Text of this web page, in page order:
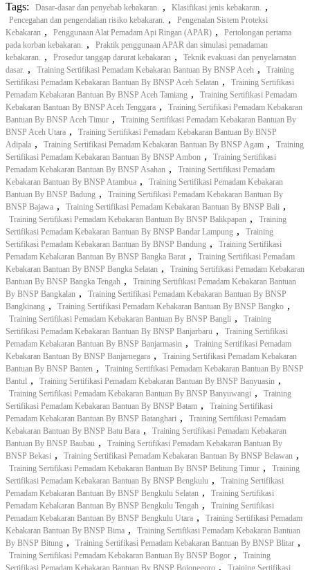
Tags: Dasar-dasar dan penyebab kebakaran. , Klasifikasi jenis kebakaran. ,
Pencegahan dan pengendalian risiko kebakaran. ,
Pengenalan Sistem Proteksi
Kebakaran , Penggunaan Alat Pemadam Api Ringan (APAR) ,
Pertolongan pertama
pada korban kebakaran. ,
Praktik penggunaan APAR dan simulasi pemadaman
kebakaran. , Prosedur tanggap darurat kebakaran ,
Teknik evakuasi dan penyelamatan
dasar. , Training Sertifikasi Pemadam Kebakaran Bantuan By BNSP Aceh ,
Training
Sertifikasi Pemadam Kebakaran Bantuan By BNSP Aceh Selatan ,
Training Sertifikasi
Pemadam Kebakaran Bantuan By BNSP Aceh Tamiang ,
Training Sertifikasi Pemadam
Kebakaran Bantuan By BNSP Aceh Tenggara ,
Training Sertifikasi Pemadam Kebakaran
Bantuan By BNSP Aceh Timur ,
Training Sertifikasi Pemadam Kebakaran Bantuan By
BNSP Aceh Utara ,
Training Sertifikasi Pemadam Kebakaran Bantuan By BNSP
Adipala , Training Sertifikasi Pemadam Kebakaran Bantuan By BNSP Agam ,
Training
Sertifikasi Pemadam Kebakaran Bantuan By BNSP Ambon ,
Training Sertifikasi
Pemadam Kebakaran Bantuan By BNSP Asahan ,
Training Sertifikasi Pemadam
Kebakaran Bantuan By BNSP Atambua ,
Training Sertifikasi Pemadam Kebakaran
Bantuan By BNSP Badung ,
Training Sertifikasi Pemadam Kebakaran Bantuan By
BNSP Bajawa , Training Sertifikasi Pemadam Kebakaran Bantuan By BNSP Bali ,
Training Sertifikasi Pemadam Kebakaran Bantuan By BNSP Balikpapan ,
Training
Sertifikasi Pemadam Kebakaran Bantuan By BNSP Bandar Lampung ,
Training
Sertifikasi Pemadam Kebakaran Bantuan By BNSP Bandung ,
Training Sertifikasi
Pemadam Kebakaran Bantuan By BNSP Bangka Barat ,
Training Sertifikasi Pemadam
Kebakaran Bantuan By BNSP Bangka Selatan ,
Training Sertifikasi Pemadam Kebakaran
Bantuan By BNSP Bangka Tengah ,
Training Sertifikasi Pemadam Kebakaran Bantuan
By BNSP Bangkalan ,
Training Sertifikasi Pemadam Kebakaran Bantuan By BNSP
Bangkinang , Training Sertifikasi Pemadam Kebakaran Bantuan By BNSP Bangko ,
Training Sertifikasi Pemadam Kebakaran Bantuan By BNSP Bangli ,
Training
Sertifikasi Pemadam Kebakaran Bantuan By BNSP Banjarbaru ,
Training Sertifikasi
Pemadam Kebakaran Bantuan By BNSP Banjarmasin ,
Training Sertifikasi Pemadam
Kebakaran Bantuan By BNSP Banjarnegara ,
Training Sertifikasi Pemadam Kebakaran
Bantuan By BNSP Banten ,
Training Sertifikasi Pemadam Kebakaran Bantuan By BNSP
Bantul , Training Sertifikasi Pemadam Kebakaran Bantuan By BNSP Banyuasin ,
Training Sertifikasi Pemadam Kebakaran Bantuan By BNSP Banyuwangi ,
Training
Sertifikasi Pemadam Kebakaran Bantuan By BNSP Batam ,
Training Sertifikasi
Pemadam Kebakaran Bantuan By BNSP Batanghari ,
Training Sertifikasi Pemadam
Kebakaran Bantuan By BNSP Batu Bara ,
Training Sertifikasi Pemadam Kebakaran
Bantuan By BNSP Baubau ,
Training Sertifikasi Pemadam Kebakaran Bantuan By
BNSP Bekasi , Training Sertifikasi Pemadam Kebakaran Bantuan By BNSP Belawan ,
Training Sertifikasi Pemadam Kebakaran Bantuan By BNSP Belitung Timur ,
Training
Sertifikasi Pemadam Kebakaran Bantuan By BNSP Bengkulu ,
Training Sertifikasi
Pemadam Kebakaran Bantuan By BNSP Bengkulu Selatan ,
Training Sertifikasi
Pemadam Kebakaran Bantuan By BNSP Bengkulu Tengah ,
Training Sertifikasi
Pemadam Kebakaran Bantuan By BNSP Bengkulu Utara ,
Training Sertifikasi Pemadam
Kebakaran Bantuan By BNSP Bima ,
Training Sertifikasi Pemadam Kebakaran Bantuan
By BNSP Bitung , Training Sertifikasi Pemadam Kebakaran Bantuan By BNSP Blitar ,
Training Sertifikasi Pemadam Kebakaran Bantuan By BNSP Bogor ,
Training
Sertifikasi Pemadam Kebakaran Bantuan By BNSP Bojonegoro ,
Training Sertifikasi